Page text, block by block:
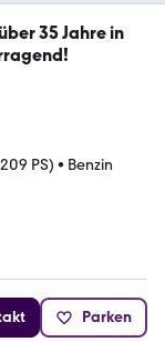
35 Jahre in
PS) • Benzin
Parken